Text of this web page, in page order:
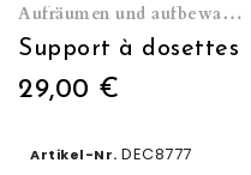
Aufräumen und aufbewahren
Support à dosettes
29,00 €
Artikel-Nr. DEC8777